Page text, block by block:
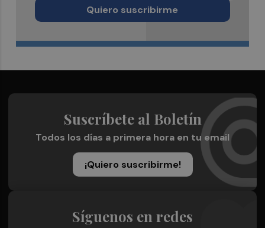
Quiero suscribirme
Suscríbete al Boletín
Todos los días a primera hora en tu email
¡Quiero suscribirme!
Síguenos en redes